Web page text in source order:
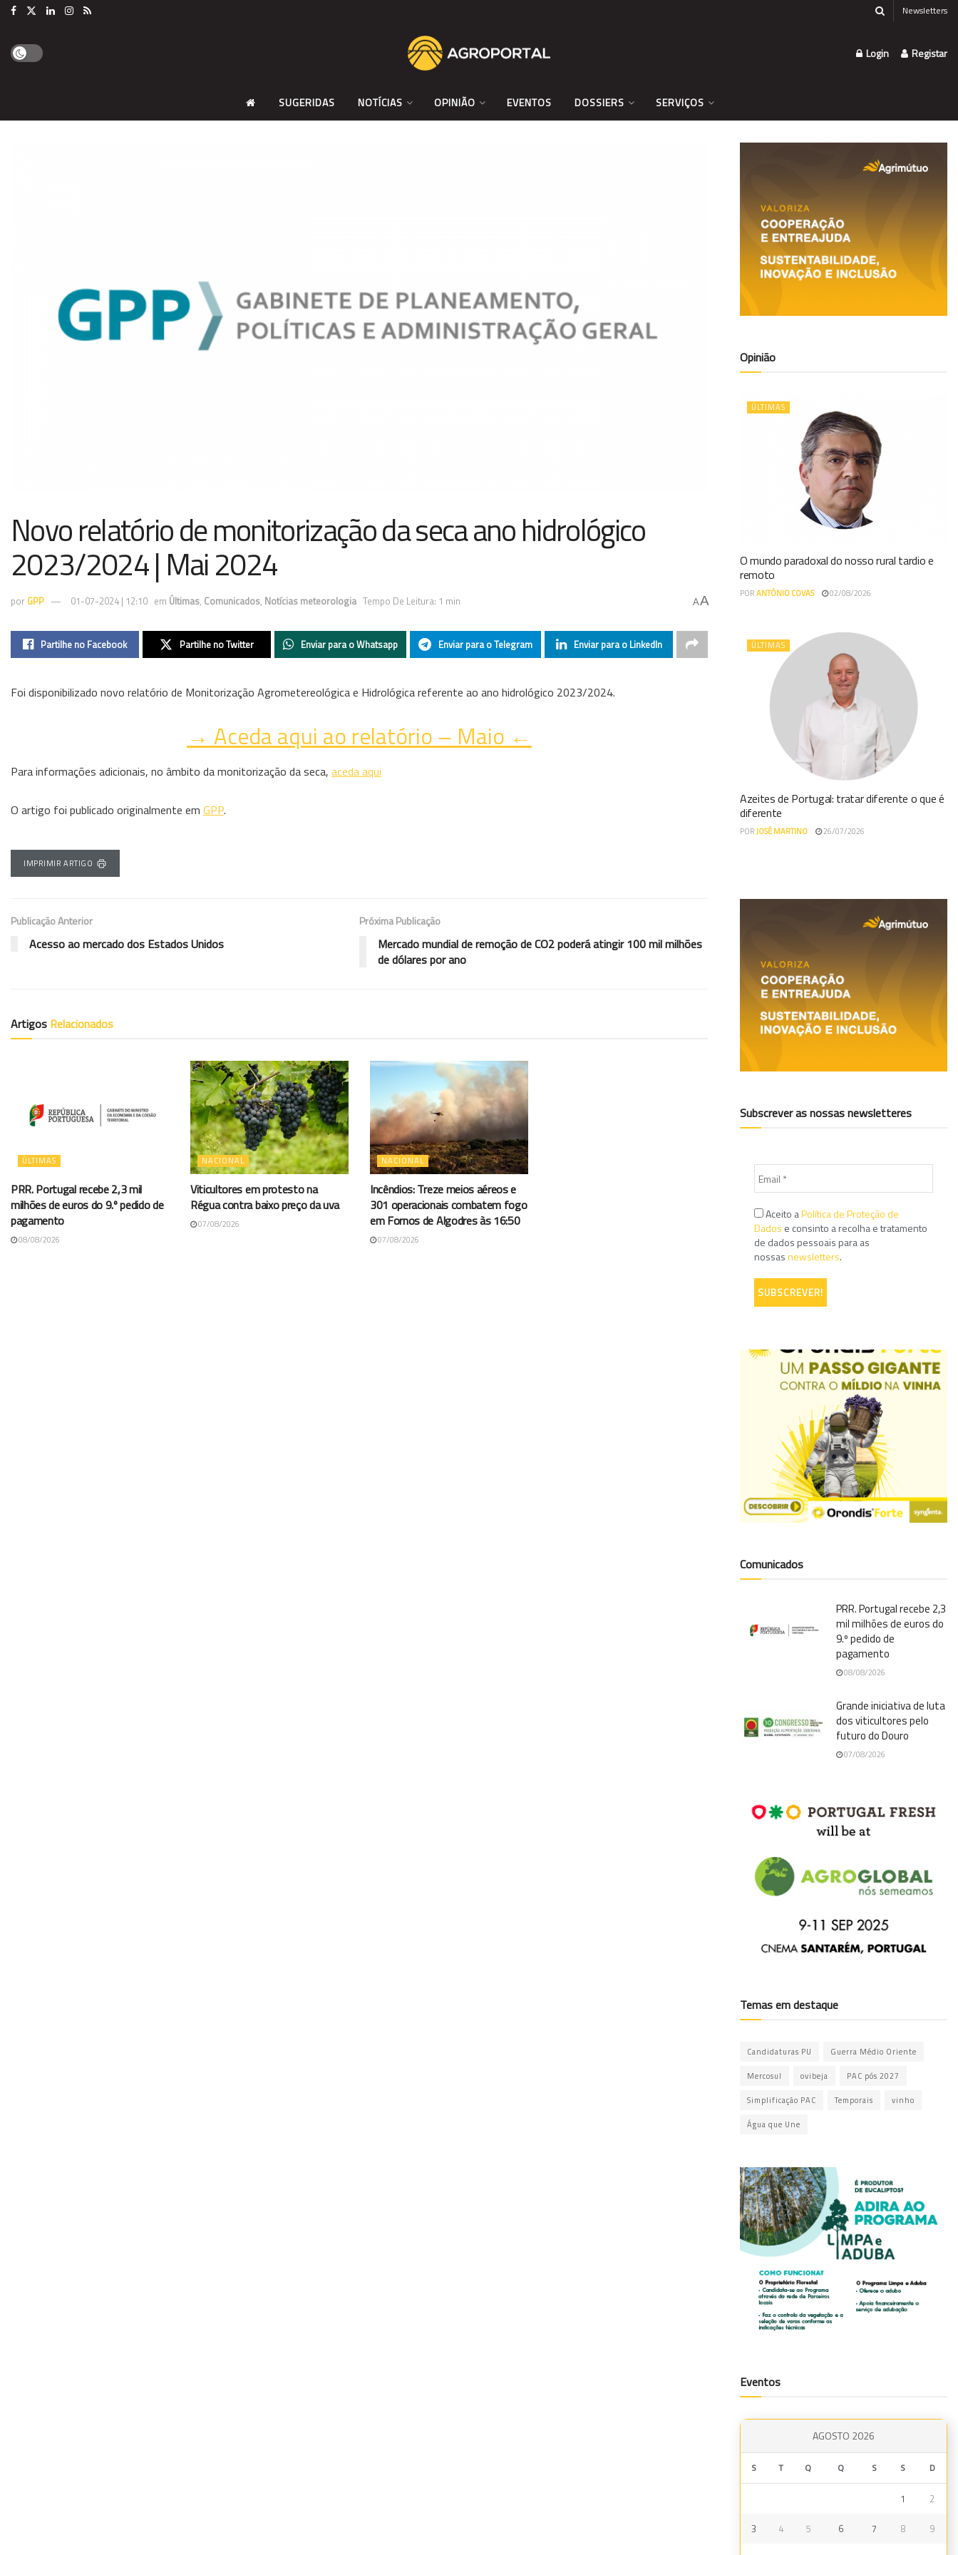
Newsletters
Login Registar
SUGERIDAS NOTÍCIAS OPINIÃO EVENTOS DOSSIERS SERVIÇOS
Novo relatório de monitorização da seca ano hidrológico
2023/2024 | Mai 2024
por GPP 01-07-2024 | 12:10 em Últimas, Comunicados, Notícias meteorologia Tempo De Leitura: 1 min AA
Partilhe no Facebook Partilhe no Twitter Enviar para o Whatsapp Enviar para o Telegram Enviar para o LinkedIn
Foi disponibilizado novo relatório de Monitorização Agrometereológica e Hidrológica referente ao ano hidrológico 2023/2024.
→ Aceda aqui ao relatório – Maio ←
Para informações adicionais, no âmbito da monitorização da seca, aceda aqui
O artigo foi publicado originalmente em GPP.
IMPRIMIR ARTIGO
Publicação Anterior
Acesso ao mercado dos Estados Unidos
Próxima Publicação
Mercado mundial de remoção de CO2 poderá atingir 100 mil milhões
de dólares por ano
Artigos Relacionados
ÚLTIMAS
PRR. Portugal recebe 2,3 mil
milhões de euros do 9.º pedido de
pagamento
08/08/2026
NACIONAL
Viticultores em protesto na
Régua contra baixo preço da uva
07/08/2026
NACIONAL
Incêndios: Treze meios aéreos e
301 operacionais combatem fogo
em Fornos de Algodres às 16:50
07/08/2026
Opinião
ÚLTIMAS
O mundo paradoxal do nosso rural tardio e
remoto
PORANTÓNIO COVAS 02/08/2026
ÚLTIMAS
Azeites de Portugal: tratar diferente o que é
diferente
PORJOSÉ MARTINO 26/07/2026
Subscrever as nossas newsletteres
Aceito aPolítica de Proteção de
Dados e consinto a recolha e tratamento
de dados pessoais para as
nossasnewsletters.
Comunicados
PRR. Portugal recebe 2,3
mil milhões de euros do
9.º pedido de
pagamento
08/08/2026
Grande iniciativa de luta
dos viticultores pelo
futuro do Douro
07/08/2026
Temas em destaque
Candidaturas PU Guerra Médio Oriente
Mercosul ovibeja PAC pós 2027
Simplificação PAC Temporais vinho
Água que Une
Eventos
AGOSTO 2026
S T Q Q S S D
1 2
3 4 5 6 7 8 9